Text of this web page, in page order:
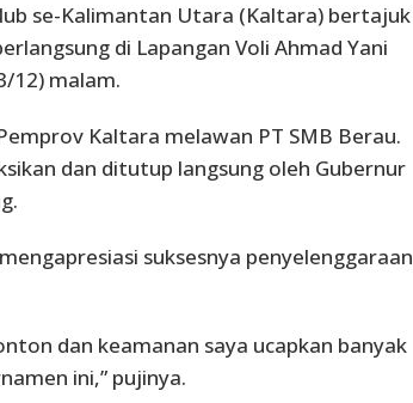
se-Kalimantan Utara (Kaltara) bertajuk
di Lapangan Voli Ahmad Yani
12) malam.
Kaltara melawan PT SMB Berau.
dan ditutup langsung oleh Gubernur
suksesnya penyelenggaraan
dan keamanan saya ucapkan banyak
ini,” pujinya.